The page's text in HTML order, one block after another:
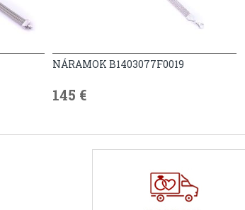
NÁRAMOK B1403077F0019
145 €